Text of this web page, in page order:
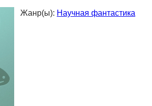
Жанр(ы): Научная фантастика